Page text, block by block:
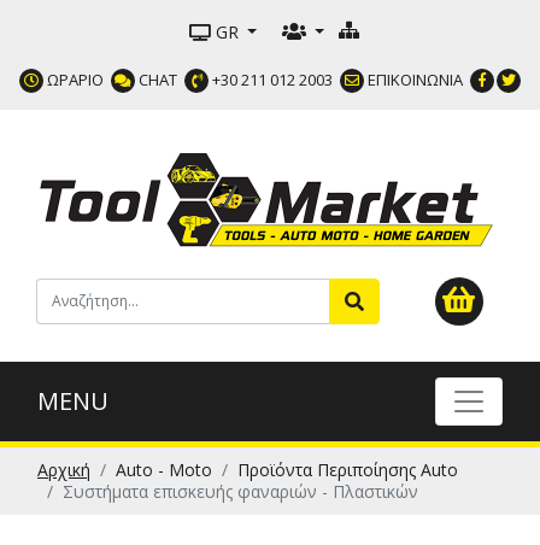
GR
ΩΡΑΡΙΟ CHAT +30 211 012 2003 ΕΠΙΚΟΙΝΩΝΙΑ
MENU
Αρχική Auto - Moto
Προϊόντα Περιποίησης Auto
Συστήματα επισκευής φαναριών - Πλαστικών